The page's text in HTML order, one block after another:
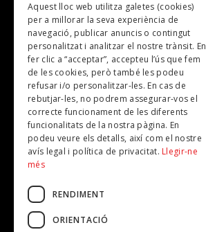
TV
Plans per fer
Revistes
SUBSCRIU-TE A LA NOSTRA NEWSLETTER!
Correu electrònic*
Accepto lapolítica de privacitat
Aquest lloc web utilitza galetes (cookies)
per a millorar la seva experiència de
navegació, publicar anuncis o contingut
personalitzat i analitzar el nostre trànsit. En
fer clic a “acceptar”, accepteu l’ús que fem
de les cookies, però també les podeu
refusar i/o personalitzar-les. En cas de
rebutjar-les, no podrem assegurar-vos el
correcte funcionament de les diferents
funcionalitats de la nostra pàgina. En
podeu veure els detalls, així com el nostre
avís legal i política de privacitat. Llegir-ne
més
RENDIMENT
ORIENTACIÓ